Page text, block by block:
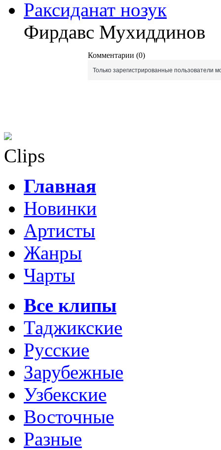
Раксиданат нозук
Фирдавс Мухиддинов
Комментарии (0)
Только зарегистрированные пользователи
Clips
Главная
Новинки
Артисты
Жанры
Чарты
Все клипы
Таджикские
Русские
Зарубежные
Узбекские
Восточные
Разные